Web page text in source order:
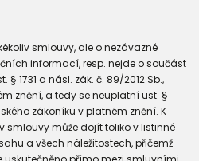
smlouvy, ale o nezávazné
informací, resp. nejde o součást
1731 a násl. zák. č. 89/2012 Sb.,
znění, a tedy se neuplatní ust. §
zákoníku v platném znění. K
smlouvy může dojít toliko v listinné
a všech náležitostech, přičemž